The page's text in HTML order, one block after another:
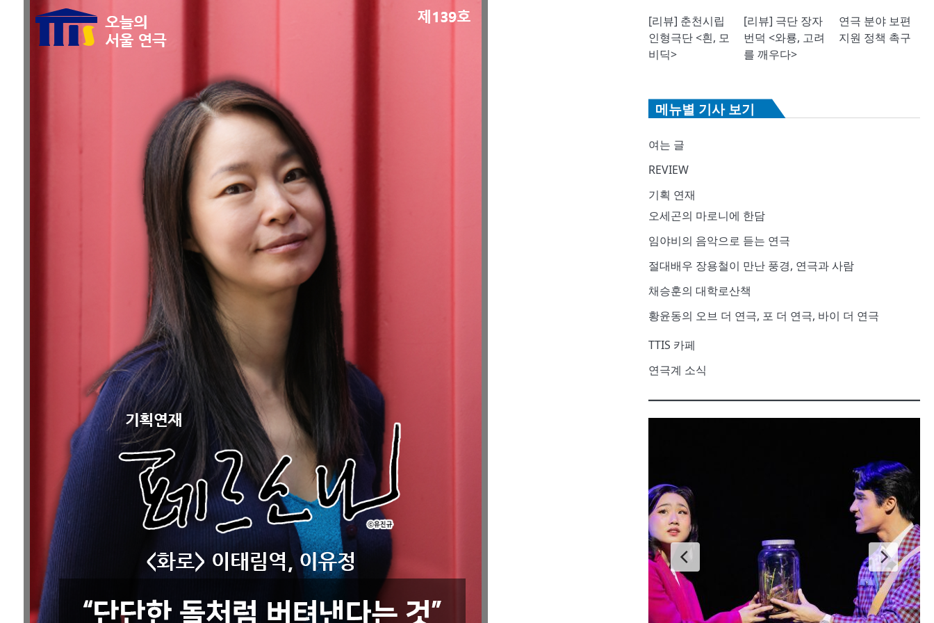
[리뷰] 춘천시립
인형극단 <흰, 모
비딕>
[리뷰] 극단 장자
번덕 <와룡, 고려
를 깨우다>
연극 분야 보편
지원 정책 촉구
메뉴별 기사 보기
여는 글
REVIEW
기획 연재
오세곤의 마로니에 한담
임야비의 음악으로 듣는 연극
절대배우 장용철이 만난 풍경, 연극과 사람
채승훈의 대학로산책
황윤동의 오브 더 연극, 포 더 연극, 바이 더 연극
TTIS 카페
연극계 소식